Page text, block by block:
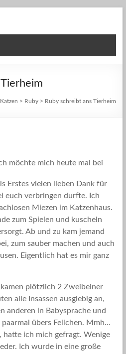
Katzen
> Ruby > Ruby schreibt ans Tierheim
möchte mich heute mal bei
Erstes vielen lieben Dank für
euch verbringen durfte. Ich
Miezen im Katzenhaus.
zum Spielen und kuscheln
Ab und zu kam jemand
zum sauber machen und auch
Eigentlich hat es mir ganz
plötzlich 2 Zweibeiner
alle Insassen ausgiebig an,
anderen in Babysprache und
übers Fellchen. Mmh…
ich mich gefragt. Wenige
Ich wurde in eine große